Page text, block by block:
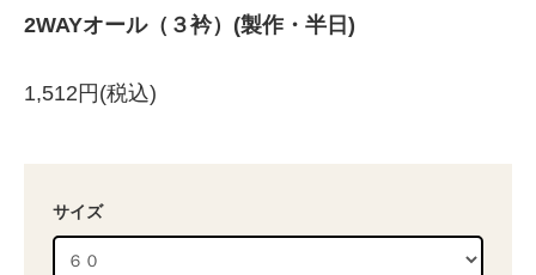
2WAYオール（３衿）(製作・半日)
1,512円(税込)
サイズ